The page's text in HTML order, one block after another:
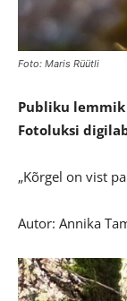
Foto: Maris Rüütli
Publiku lemmik
Fotoluksi
„Kõrgel on vist
Autor: Annika